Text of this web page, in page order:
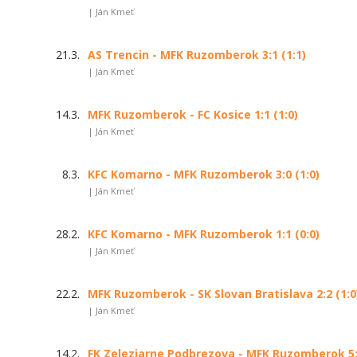
| Ján Kmeť
21.3. AS Trencin - MFK Ruzomberok 3:1 (1:1)
| Ján Kmeť
14.3. MFK Ruzomberok - FC Kosice 1:1 (1:0)
| Ján Kmeť
8.3. KFC Komarno - MFK Ruzomberok 3:0 (1:0)
| Ján Kmeť
28.2. KFC Komarno - MFK Ruzomberok 1:1 (0:0)
| Ján Kmeť
22.2. MFK Ruzomberok - SK Slovan Bratislava 2:2
| Ján Kmeť
14.2. FK Zeleziarne Podbrezova - MFK Ruzomberok